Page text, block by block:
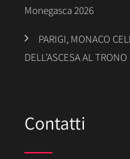
Monegasca 2026
PARIGI, MONACO
DELL’ASCESA AL
Contatti